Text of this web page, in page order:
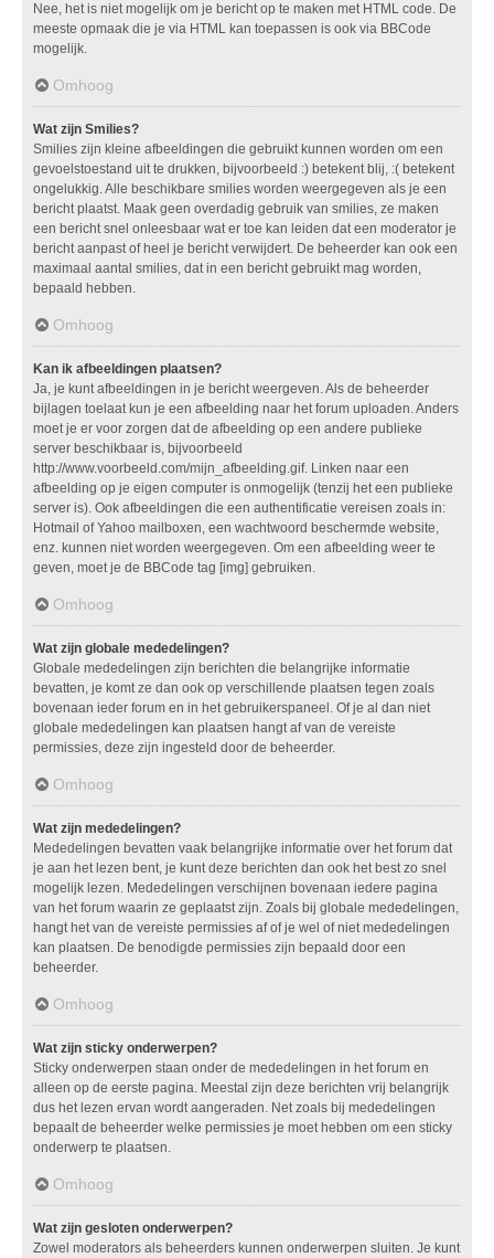
Nee, het is niet mogelijk om je bericht op te maken met HTML code. De
meeste opmaak die je via HTML kan toepassen is ook via BBCode
mogelijk.
Omhoog
Wat zijn Smilies?
Smilies zijn kleine afbeeldingen die gebruikt kunnen worden om een
gevoelstoestand uit te drukken, bijvoorbeeld :) betekent blij, :( betekent
ongelukkig. Alle beschikbare smilies worden weergegeven als je een
bericht plaatst. Maak geen overdadig gebruik van smilies, ze maken
een bericht snel onleesbaar wat er toe kan leiden dat een moderator je
bericht aanpast of heel je bericht verwijdert. De beheerder kan ook een
maximaal aantal smilies, dat in een bericht gebruikt mag worden,
bepaald hebben.
Omhoog
Kan ik afbeeldingen plaatsen?
Ja, je kunt afbeeldingen in je bericht weergeven. Als de beheerder
bijlagen toelaat kun je een afbeelding naar het forum uploaden. Anders
moet je er voor zorgen dat de afbeelding op een andere publieke
server beschikbaar is, bijvoorbeeld
http://www.voorbeeld.com/mijn_afbeelding.gif. Linken naar een
afbeelding op je eigen computer is onmogelijk (tenzij het een publieke
server is). Ook afbeeldingen die een authentificatie vereisen zoals in:
Hotmail of Yahoo mailboxen, een wachtwoord beschermde website,
enz. kunnen niet worden weergegeven. Om een afbeelding weer te
geven, moet je de BBCode tag [img] gebruiken.
Omhoog
Wat zijn globale mededelingen?
Globale mededelingen zijn berichten die belangrijke informatie
bevatten, je komt ze dan ook op verschillende plaatsen tegen zoals
bovenaan ieder forum en in het gebruikerspaneel. Of je al dan niet
globale mededelingen kan plaatsen hangt af van de vereiste
permissies, deze zijn ingesteld door de beheerder.
Omhoog
Wat zijn mededelingen?
Mededelingen bevatten vaak belangrijke informatie over het forum dat
je aan het lezen bent, je kunt deze berichten dan ook het best zo snel
mogelijk lezen. Mededelingen verschijnen bovenaan iedere pagina
van het forum waarin ze geplaatst zijn. Zoals bij globale mededelingen,
hangt het van de vereiste permissies af of je wel of niet mededelingen
kan plaatsen. De benodigde permissies zijn bepaald door een
beheerder.
Omhoog
Wat zijn sticky onderwerpen?
Sticky onderwerpen staan onder de mededelingen in het forum en
alleen op de eerste pagina. Meestal zijn deze berichten vrij belangrijk
dus het lezen ervan wordt aangeraden. Net zoals bij mededelingen
bepaalt de beheerder welke permissies je moet hebben om een sticky
onderwerp te plaatsen.
Omhoog
Wat zijn gesloten onderwerpen?
Zowel moderators als beheerders kunnen onderwerpen sluiten. Je kunt